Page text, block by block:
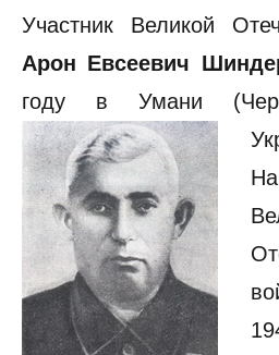
Участник Великой
Арон Евсеевич
году в Умани